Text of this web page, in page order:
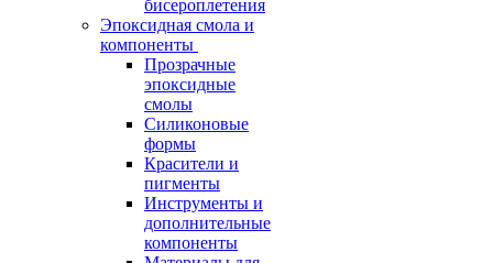
бисероплетения
Эпоксидная смола и
компоненты
Прозрачные
эпоксидные
смолы
Силиконовые
формы
Красители и
пигменты
Инструменты и
дополнительные
компоненты